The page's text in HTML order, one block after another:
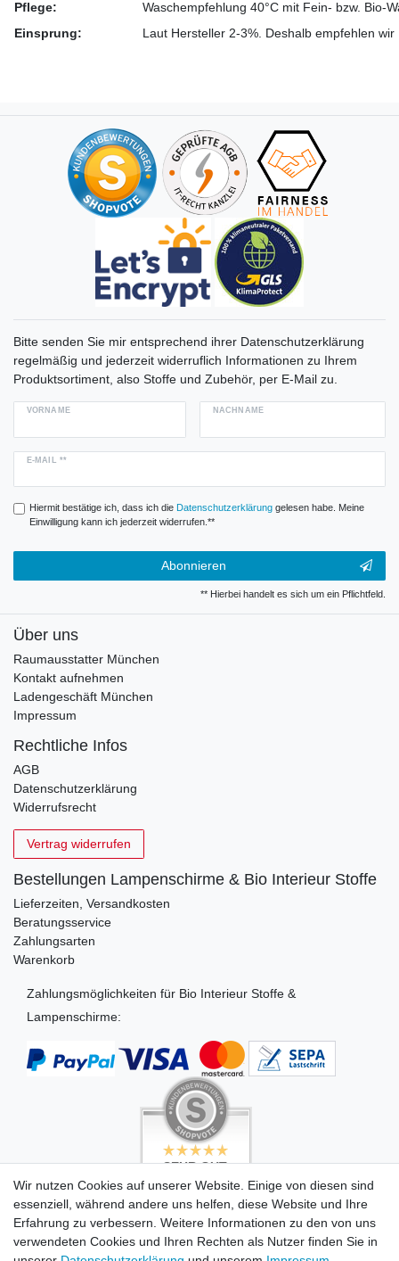
Pflege:
Waschempfehlung 40°C mit Fein- bzw. Bio-
Einsprung:
Laut Hersteller 2-3%. Deshalb empfehlen
Bitte senden Sie mir entsprechend ihrer Datenschutzerklärung
regelmäßig und jederzeit widerruflich Informationen zu Ihrem
Produktsortiment, also Stoffe und Zubehör, per E-Mail zu.
VORNAME NACHNAME
E-MAIL **
Hiermit bestätige ich, dass ich die Daten­schutz­erklärunggelesen habe. Meine
Einwilligung kann ich jederzeit widerrufen.**
Abonnieren
** Hierbei handelt es sich um ein Pflichtfeld.
Über uns
Raumausstatter München
Kontakt aufnehmen
Ladengeschäft München
Impressum
Rechtliche Infos
AGB
Datenschutzerklärung
Widerrufsrecht
Vertrag widerrufen
Bestellungen Lampenschirme & Bio Interieur Stoffe
Lieferzeiten, Versandkosten
Beratungsservice
Zahlungsarten
Warenkorb
Zahlungsmöglichkeiten für Bio Interieur Stoffe &
Lampenschirme:
SEHR GUT
5 / 5
bei: dawanda.com,
dawanda.com,
google.de
SEHR GUT
4.99 / 5
bei: dawanda.com,
google.com
Wir nutzen Cookies auf unserer Website. Einige von diesen sind
essenziell, während andere uns helfen, diese Website und Ihre
Erfahrung zu verbessern. Weitere Informationen zu den von uns
verwendeten Cookies und Ihren Rechten als Nutzer finden Sie in